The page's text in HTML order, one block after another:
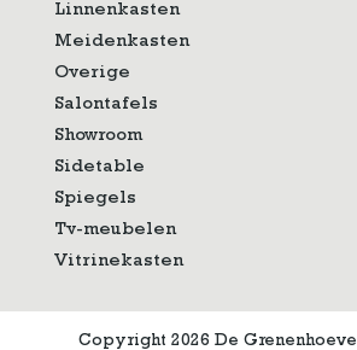
Linnenkasten
Meidenkasten
Overige
Salontafels
Showroom
Sidetable
Spiegels
Tv-meubelen
Vitrinekasten
Copyright 2026 De Grenenhoeve